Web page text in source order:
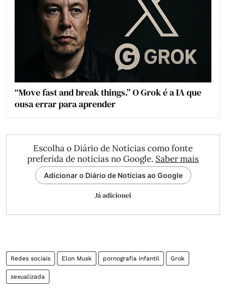
“Move fast and break things.” O Grok é a IA que
ousa errar para aprender
Escolha o Diário de Notícias como fonte
preferida de notícias no Google. Saber mais
Adicionar o Diário de Notícias ao Google
Já adicionei
Redes sociais Elon Musk pornografia infantil Grok
sexualizada